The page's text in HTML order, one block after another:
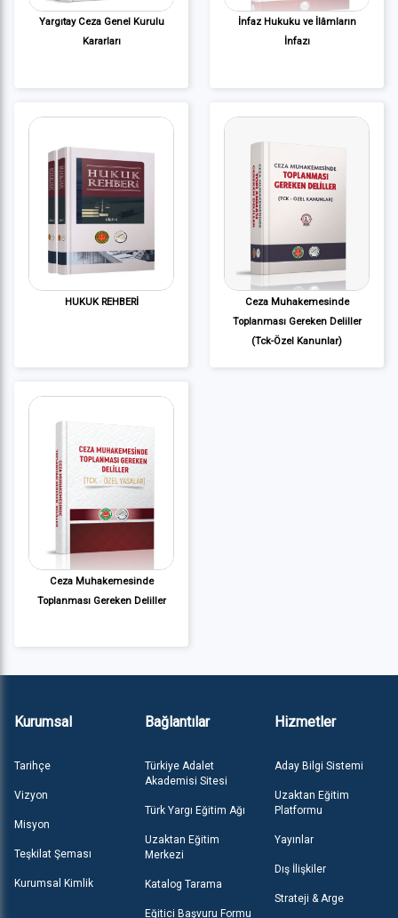
Yargıtay Ceza Genel Kurulu
Kararları
İnfaz Hukuku ve İlâmların
İnfazı
HUKUK REHBERİ
Ceza Muhakemesinde
Toplanması Gereken Deliller
(Tck-Özel Kanunlar)
Ceza Muhakemesinde
Toplanması Gereken Deliller
Kurumsal
Tarihçe
Vizyon
Misyon
Teşkilat Şeması
Kurumsal Kimlik
Bağlantılar
Türkiye Adalet
Akademisi Sitesi
Türk Yargı Eğitim Ağı
Uzaktan Eğitim
Merkezi
Katalog Tarama
Eğitici Başvuru Formu
Hizmetler
Aday Bilgi Sistemi
Uzaktan Eğitim
Platformu
Yayınlar
Dış İlişkiler
Strateji & Arge